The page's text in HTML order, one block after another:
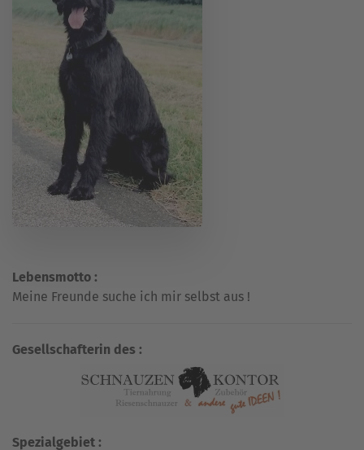
Lebensmotto :
Meine Freunde suche ich mir selbst aus !
Gesellschafterin des :
Spezialgebiet :